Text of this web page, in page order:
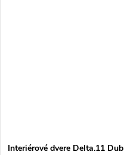
Interiérové dvere Delta.11 Dub